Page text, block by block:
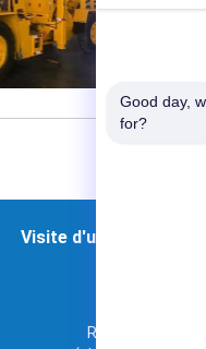
tunnel
Visite d'usine
Room9-616,
Good day,
for?